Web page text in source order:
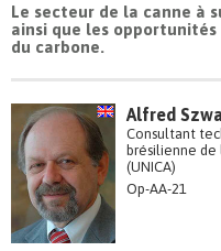
Le secteur de la canne à
ainsi que les
du carbone.
Alfred
Consultant
brésilienne de
(UNICA)
Op-AA-21